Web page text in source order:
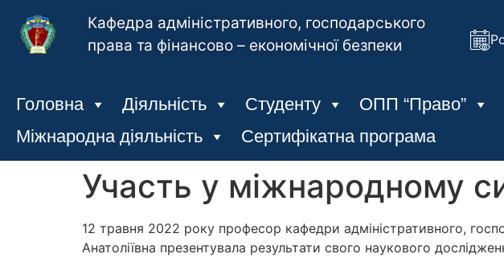
Кафедра адміністративного, господарського
права та фінансово – економічної безпеки
Головна Діяльність Студенту ОПП “Право”
Міжнародна діяльність
Сертифікатна програма
Участь у міжнародному
12 травня 2022 року професор кафедри адміністративного,
Анатоліївна презентувала результати свого наукового